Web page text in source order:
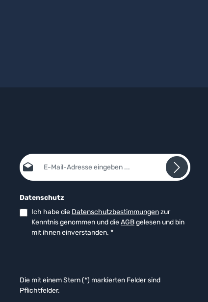
E-Mail-Adresse*
Datenschutz
Ich habe die Datenschutzbestimmungenzur
Kenntnis genommen und dieAGBgelesen und bin
mit ihnen einverstanden. *
Die mit einem Stern (*) markierten Felder sind
Pflichtfelder.